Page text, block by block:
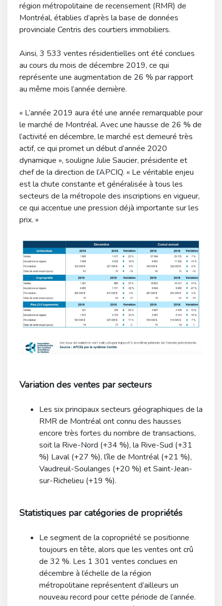
région métropolitaine de recensement (RMR) de
Montréal, établies d’après la base de données
provinciale Centris des courtiers immobiliers.
Ainsi, 3 533 ventes résidentielles ont été conclues
au cours du mois de décembre 2019, ce qui
représente une augmentation de 26 % par rapport
au même mois l’année dernière.
« L’année 2019 aura été une année remarquable pour
le marché de Montréal. Avec une hausse de 26 % de
l’activité en décembre, le marché est demeuré très
actif, ce qui promet un début d’année 2020
dynamique », souligne Julie Saucier, présidente et
chef de la direction de l’APCIQ. « Le véritable enjeu
est la chute constante et généralisée à tous les
secteurs de la métropole des inscriptions en vigueur,
ce qui accentue une pression déjà importante sur les
prix. »
Variation des ventes par secteurs
Les six principaux secteurs géographiques de la
RMR de Montréal ont connu des hausses
encore très fortes du nombre de transactions,
soit la Rive-Nord (+34 %), la Rive-Sud (+31
%) Laval (+27 %), l’île de Montréal (+21 %),
Vaudreuil-Soulanges (+20 %) et Saint-Jean-
sur-Richelieu (+19 %).
Statistiques par catégories de propriétés
Le segment de la copropriété se positionne
toujours en tête, alors que les ventes ont crû
de 32 %. Les 1 301 ventes conclues en
décembre à l’échelle de la région
métropolitaine représentent d’ailleurs un
nouveau record pour cette période de l’année.